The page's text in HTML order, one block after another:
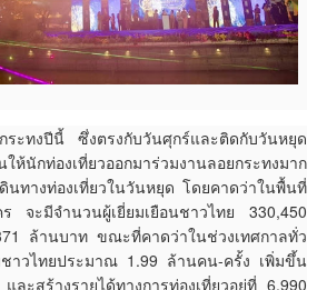
ระทงปีนี้ ซึ่งตรงกับวันศุกร์และติดกับวันหยุด
ห้นักท่องเที่ยวออกมาร่วมงานลอยกระทงมาก
นทางท่องเที่ยวในวันหยุด โดยคาดว่าในพื้นที่
ร จะมีจำนวนผู้เยี่ยมเยือนชาวไทย 330,450
ล้านบาท ขณะที่คาดว่าในช่วงเทศกาลทั่ว
ชาวไทยประมาณ 1.99 ล้านคน-ครั้ง เพิ่มขึ้น
ะสร้างรายได้ทางการท่องเที่ยวอยู่ที่ 6,990